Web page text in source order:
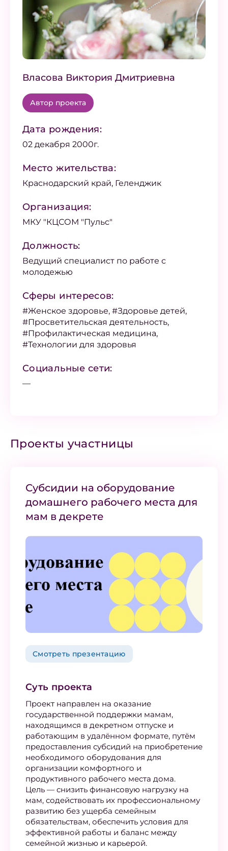
Власова Виктория Дмитриевна
Автор проекта
Дата рождения:
02 декабря 2000г.
Место жительства:
Краснодарский край, Геленджик
Организация:
МКУ "КЦСОМ "Пульс"
Должность:
Ведущий специалист по работе с
молодежью
Сферы интересов:
#Женское здоровье, #Здоровье детей,
#Просветительская деятельность,
#Профилактическая медицина,
#Технологии для здоровья
Социальные сети:
—
Проекты участницы
Субсидии на оборудование
домашнего рабочего места для
мам в декрете
Смотреть презентацию
Суть проекта
Проект направлен на оказание
государственной поддержки мамам,
находящимся в декретном отпуске и
работающим в удалённом формате, путём
предоставления субсидий на приобретение
необходимого оборудования для
организации комфортного и
продуктивного рабочего места дома.
Цель — снизить финансовую нагрузку на
мам, содействовать их профессиональному
развитию без ущерба семейным
обязательствам, обеспечить условия для
эффективной работы и баланс между
семейной жизнью и карьерой.